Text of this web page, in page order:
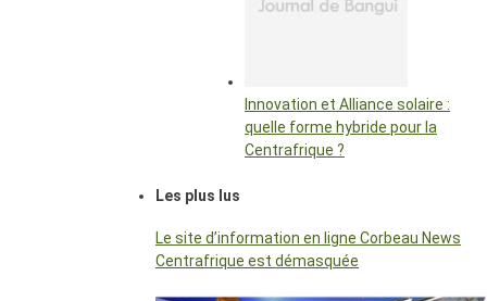
Innovation et Alliance solaire :
quelle forme hybride pour la
Centrafrique ?
Les plus lus
Le site d’information en ligne Corbeau News
Centrafrique est démasquée